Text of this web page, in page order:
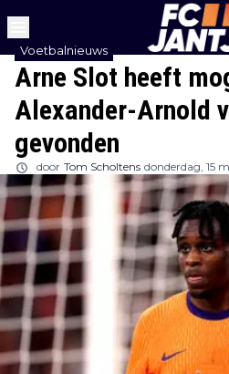
Arne Slot heeft
Alexander-Arnold
gevonden
Voetbalnieuws
door Tom Scholtens donderdag, 15